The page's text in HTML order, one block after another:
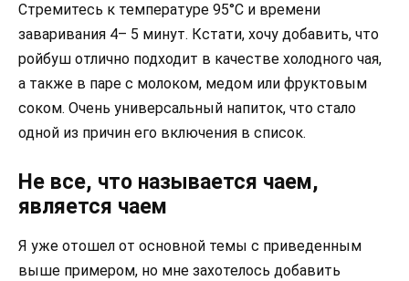
Стремитесь к температуре 95°C и времени
заваривания 4– 5 минут. Кстати, хочу добавить, что
ройбуш отлично подходит в качестве холодного чая,
а также в паре с молоком, медом или фруктовым
соком. Очень универсальный напиток, что стало
одной из причин его включения в список.
Не все, что называется чаем,
является чаем
Я уже отошел от основной темы с приведенным
выше примером, но мне захотелось добавить